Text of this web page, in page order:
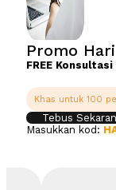
Promo
FREE Konsultasi
Khas untuk 100
Tebus
Masukkan kod: